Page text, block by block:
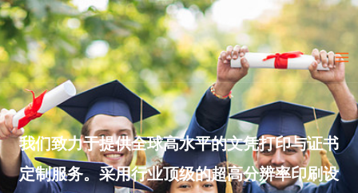
Skip
to
content
我们致力于提供全球高水平的文凭打印与证书
定制服务。采用行业顶级的超高分辨率印刷设